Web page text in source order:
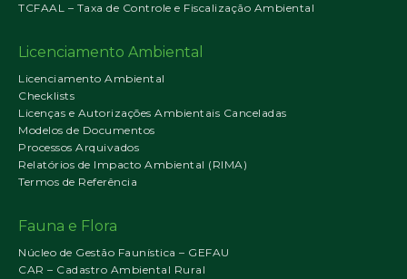
TCFAAL – Taxa de Controle e Fiscalização Ambiental
Licenciamento Ambiental
Licenciamento Ambiental
Checklists
Licenças e Autorizações Ambientais Canceladas
Modelos de Documentos
Processos Arquivados
Relatórios de Impacto Ambiental (RIMA)
Termos de Referência
Fauna e Flora
Núcleo de Gestão Faunística – GEFAU
CAR – Cadastro Ambiental Rural